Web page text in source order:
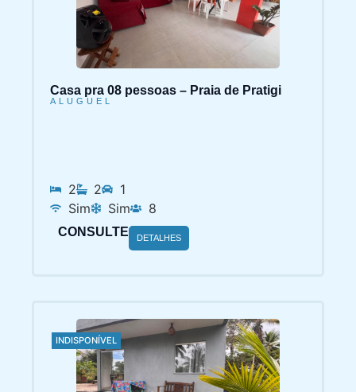
Casa pra 08 pessoas – Praia de Pratigi
ALUGUEL
2 2
1
Sim
Sim 8
CONSULTE DETALHES
INDISPONÍVEL